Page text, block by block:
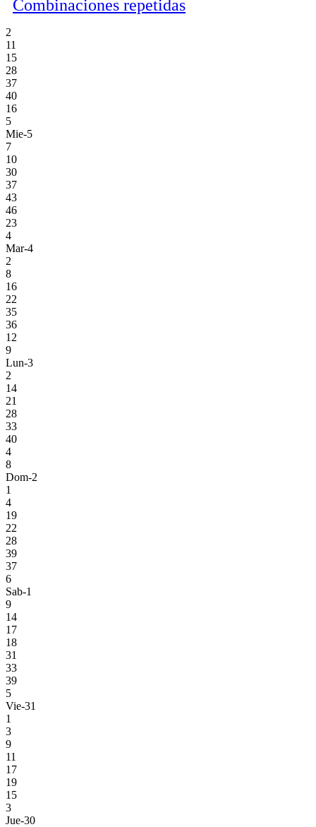
Combinaciones repetidas
2
11
15
28
37
40
16
5
Mie-5
7
10
30
37
43
46
23
4
Mar-4
2
8
16
22
35
36
12
9
Lun-3
2
14
21
28
33
40
4
8
Dom-2
1
4
19
22
28
39
37
6
Sab-1
9
14
17
18
31
33
39
5
Vie-31
1
3
9
11
17
19
15
3
Jue-30